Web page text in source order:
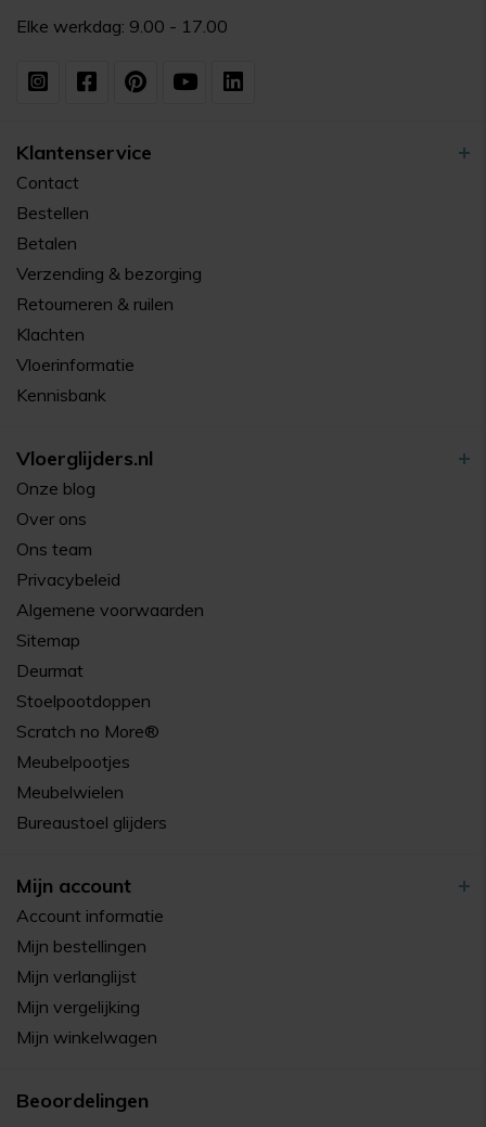
Elke werkdag: 9.00 - 17.00
Klantenservice
Contact
Bestellen
Betalen
Verzending & bezorging
Retourneren & ruilen
Klachten
Vloerinformatie
Kennisbank
Vloerglijders.nl
Onze blog
Over ons
Ons team
Privacybeleid
Algemene voorwaarden
Sitemap
Deurmat
Stoelpootdoppen
Scratch no More®
Meubelpootjes
Meubelwielen
Bureaustoel glijders
Mijn account
Account informatie
Mijn bestellingen
Mijn verlanglijst
Mijn vergelijking
Mijn winkelwagen
Beoordelingen